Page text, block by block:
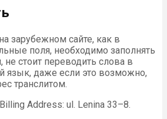
зарубежном сайте, как в
поля, необходимо заполнять
стоит переводить слова в
язык, даже если это возможно,
транслитом.
Address: ul. Lenina 33–8.